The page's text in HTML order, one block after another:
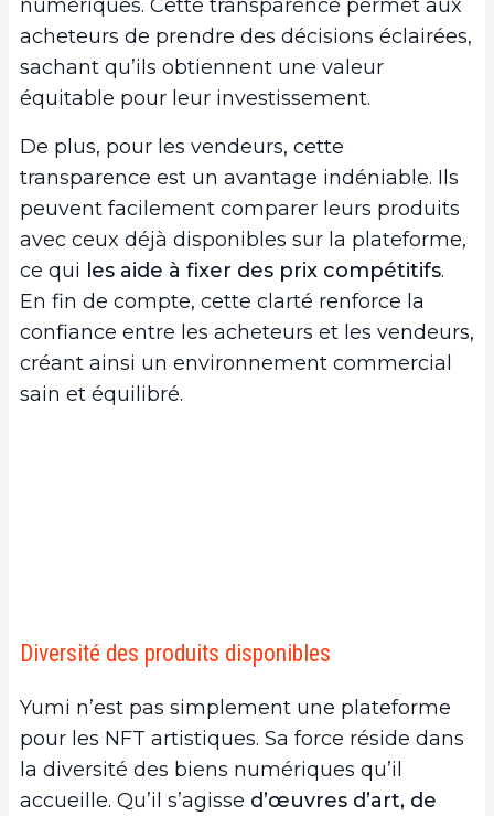
numériques. Cette transparence permet aux
acheteurs de prendre des décisions éclairées,
sachant qu’ils obtiennent une valeur
équitable pour leur investissement.
De plus, pour les vendeurs, cette
transparence est un avantage indéniable. Ils
peuvent facilement comparer leurs produits
avec ceux déjà disponibles sur la plateforme,
ce qui les aide à fixer des prix compétitifs.
En fin de compte, cette clarté renforce la
confiance entre les acheteurs et les vendeurs,
créant ainsi un environnement commercial
sain et équilibré.
Diversité des produits disponibles
Yumi n’est pas simplement une plateforme
pour les NFT artistiques. Sa force réside dans
la diversité des biens numériques qu’il
accueille. Qu’il s’agisse d’œuvres d’art, de